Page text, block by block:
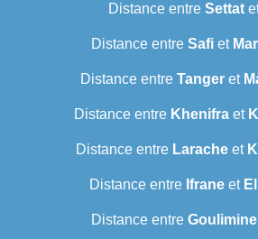
Distance entre Settat
Distance entre Safiet
Distance entre Tangeret
Distance entre Khenifra et
Distance entre Laracheet
Distance entre Ifraneet
Distance entre Goulimine